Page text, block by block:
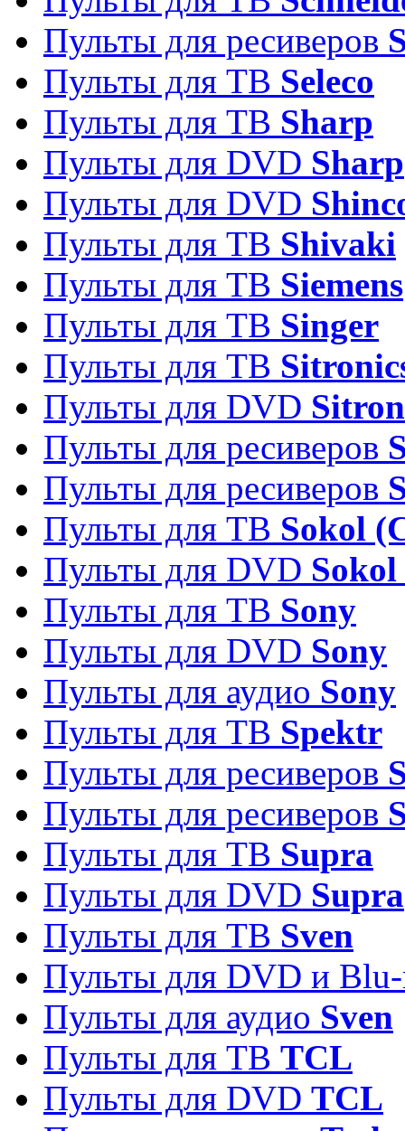
Пульты для ресиверов
Пульты для ТВ Seleco
Пульты для ТВ Sharp
Пульты для DVD Sharp
Пульты для DVD
Пульты для ТВ Shivaki
Пульты для ТВ Siemens
Пульты для ТВ Singer
Пульты для ТВ
Пульты для DVD
Пульты для ресиверов
Пульты для ресиверов
Пульты для ТВ Sokol
Пульты для DVD
Пульты для ТВ Sony
Пульты для DVD Sony
Пульты для аудио Sony
Пульты для ТВ Spektr
Пульты для ресиверов
Пульты для ресиверов
Пульты для ТВ Supra
Пульты для DVD Supra
Пульты для ТВ Sven
Пульты для DVD и
Пульты для аудио Sven
Пульты для ТВ TCL
Пульты для DVD TCL